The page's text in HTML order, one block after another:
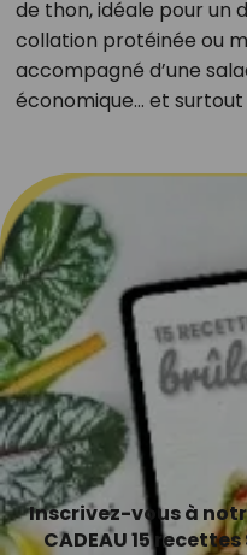
de thon, idéale pour un
collation protéinée ou
accompagné d’une
économique… et
Inscrivez-vous à
CADEAU 15 recettes